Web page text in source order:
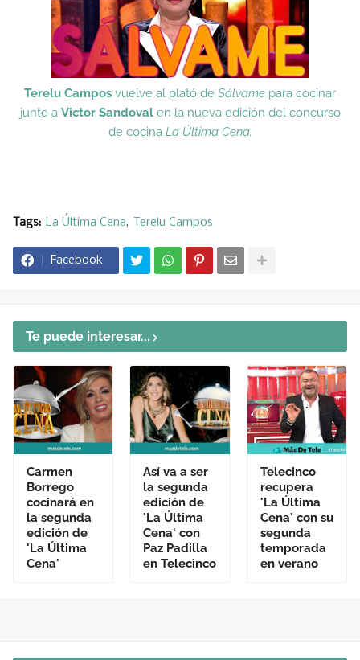
Terelu Campos vuelve al plató de Sálvame para cocinar
junto a Victor Sandoval en la nueva edición del concurso
de cocina La Última Cena.
Tags: La Última Cena Terelu Campos
Facebook
Te puede interesar...
Carmen
Borrego
cocinará en
la segunda
edición de
'La Última
Cena'
Así va a ser
la segunda
edición de
'La Última
Cena' con
Paz Padilla
en Telecinco
Telecinco
recupera
'La Última
Cena' con su
segunda
temporada
en verano